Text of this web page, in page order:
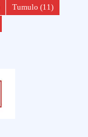
Tumulo (11)